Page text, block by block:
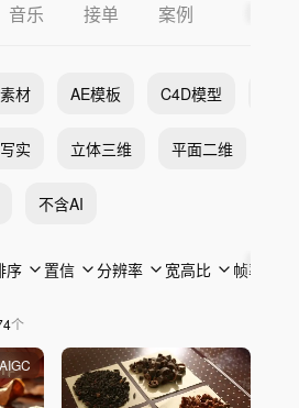
音乐 接单 案例
材 AE模板 C4D模型
实 立体三维 平面二维
不含AI
序 置信 分辨率 宽高比 帧率
个
AIGC